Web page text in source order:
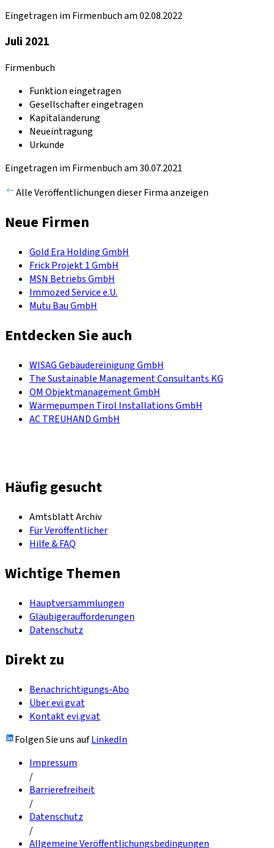
Eingetragen im Firmenbuch am 02.08.2022
Juli 2021
Firmenbuch
Funktion eingetragen
Gesellschafter eingetragen
Kapitaländerung
Neueintragung
Urkunde
Eingetragen im Firmenbuch am 30.07.2021
Alle Veröffentlichungen dieser Firma anzeigen
Neue Firmen
Gold Era Holding GmbH
Frick Projekt 1 GmbH
MSN Betriebs GmbH
Immozed Service e.U.
Mutu Bau GmbH
Entdecken Sie auch
WISAG Gebäudereinigung GmbH
The Sustainable Management Consultants KG
OM Objektmanagement GmbH
Wärmepumpen Tirol Installations GmbH
AC TREUHAND GmbH
Häufig gesucht
Amtsblatt Archiv
Für Veröffentlicher
Hilfe & FAQ
Wichtige Themen
Hauptversammlungen
Gläubigeraufforderungen
Datenschutz
Direkt zu
Benachrichtigungs-Abo
Über evi.gv.at
Kontakt evi.gv.at
Folgen Sie uns aufLinkedIn
Impressum
/
Barrierefreiheit
/
Datenschutz
/
Allgemeine Veröffentlichungsbedingungen